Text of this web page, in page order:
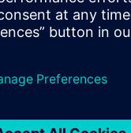
training requirements,
Quotation